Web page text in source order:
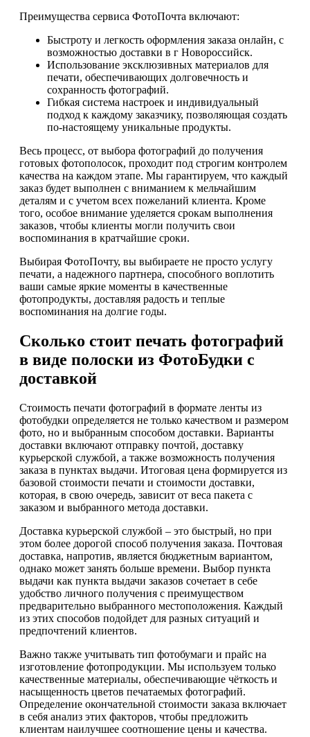
Преимущества сервиса ФотоПочта включают:
Быстроту и легкость оформления заказа онлайн, с
возможностью доставки в г Новороссийск.
Использование эксклюзивных материалов для
печати, обеспечивающих долговечность и
сохранность фотографий.
Гибкая система настроек и индивидуальный
подход к каждому заказчику, позволяющая создать
по-настоящему уникальные продукты.
Весь процесс, от выбора фотографий до получения
готовых фотополосок, проходит под строгим контролем
качества на каждом этапе. Мы гарантируем, что каждый
заказ будет выполнен с вниманием к мельчайшим
деталям и с учетом всех пожеланий клиента. Кроме
того, особое внимание уделяется срокам выполнения
заказов, чтобы клиенты могли получить свои
воспоминания в кратчайшие сроки.
Выбирая ФотоПочту, вы выбираете не просто услугу
печати, а надежного партнера, способного воплотить
ваши самые яркие моменты в качественные
фотопродукты, доставляя радость и теплые
воспоминания на долгие годы.
Сколько стоит печать фотографий
в виде полоски из ФотоБудки с
доставкой
Стоимость печати фотографий в формате ленты из
фотобудки определяется не только качеством и размером
фото, но и выбранным способом доставки. Варианты
доставки включают отправку почтой, доставку
курьерской службой, а также возможность получения
заказа в пунктах выдачи. Итоговая цена формируется из
базовой стоимости печати и стоимости доставки,
которая, в свою очередь, зависит от веса пакета с
заказом и выбранного метода доставки.
Доставка курьерской службой – это быстрый, но при
этом более дорогой способ получения заказа. Почтовая
доставка, напротив, является бюджетным вариантом,
однако может занять больше времени. Выбор пункта
выдачи как пункта выдачи заказов сочетает в себе
удобство личного получения с преимуществом
предварительно выбранного местоположения. Каждый
из этих способов подойдет для разных ситуаций и
предпочтений клиентов.
Важно также учитывать тип фотобумаги и прайс на
изготовление фотопродукции. Мы используем только
качественные материалы, обеспечивающие чёткость и
насыщенность цветов печатаемых фотографий.
Определение окончательной стоимости заказа включает
в себя анализ этих факторов, чтобы предложить
клиентам наилучшее соотношение цены и качества.